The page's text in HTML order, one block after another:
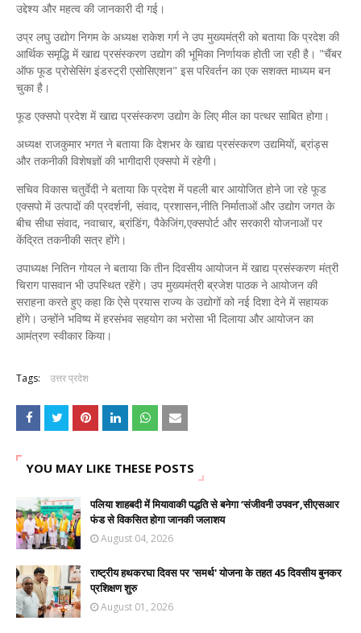
उद्देश्य और महत्व की जानकारी दी गई।
उप्र लघु उद्योग निगम के अध्यक्ष राकेश गर्ग ने उप मुख्यमंत्री को बताया कि प्रदेश की
आर्थिक समृद्धि में खाद्य प्रसंस्करण उद्योग की भूमिका निर्णायक होती जा रही है। "चैंबर
ऑफ फूड प्रोसेसिंग इंडस्ट्री एसोसिएशन" इस परिवर्तन का एक सशक्त माध्यम बन
चुका है।
फूड एक्सपो प्रदेश में खाद्य प्रसंस्करण उद्योग के लिए मील का पत्थर साबित होगा।
अध्यक्ष राजकुमार भगत ने बताया कि देशभर के खाद्य प्रसंस्करण उद्यमियों, ब्रांड्स
और तकनीकी विशेषज्ञों की भागीदारी एक्सपो में रहेगी।
सचिव विकास चतुर्वेदी ने बताया कि प्रदेश में पहली बार आयोजित होने जा रहे फूड
एक्सपो में उत्पादों की प्रदर्शनी, संवाद, प्रशासन,नीति निर्माताओं और उद्योग जगत के
बीच सीधा संवाद, नवाचार, ब्रांडिंग, पैकेजिंग,एक्सपोर्ट और सरकारी योजनाओं पर
केंद्रित तकनीकी सत्र होंगे।
उपाध्यक्ष नितिन गोयल ने बताया कि तीन दिवसीय आयोजन में खाद्य प्रसंस्करण मंत्री
चिराग पासवान भी उपस्थित रहेंगे। उप मुख्यमंत्री ब्रजेश पाठक ने आयोजन की
सराहना करते हुए कहा कि ऐसे प्रयास राज्य के उद्योगों को नई दिशा देने में सहायक
होंगे। उन्होंने भविष्य में हरसंभव सहयोग का भरोसा भी दिलाया और आयोजन का
आमंत्रण स्वीकार किया।
Tags: उत्तर प्रदेश
YOU MAY LIKE THESE POSTS
पलिया शाहबदी में मियावाकी पद्धति से बनेगा ‘संजीवनी उपवन’,सीएसआर
फंड से विकसित होगा जानकी जलाशय
August 04, 2026
राष्ट्रीय हथकरघा दिवस पर 'समर्थ' योजना के तहत 45 दिवसीय बुनकर
प्रशिक्षण शुरु
August 01, 2026